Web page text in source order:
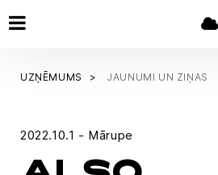
UZŅĒMUMS JAUNUMI UN ZIŅAS
2022.10.1 - Mārupe